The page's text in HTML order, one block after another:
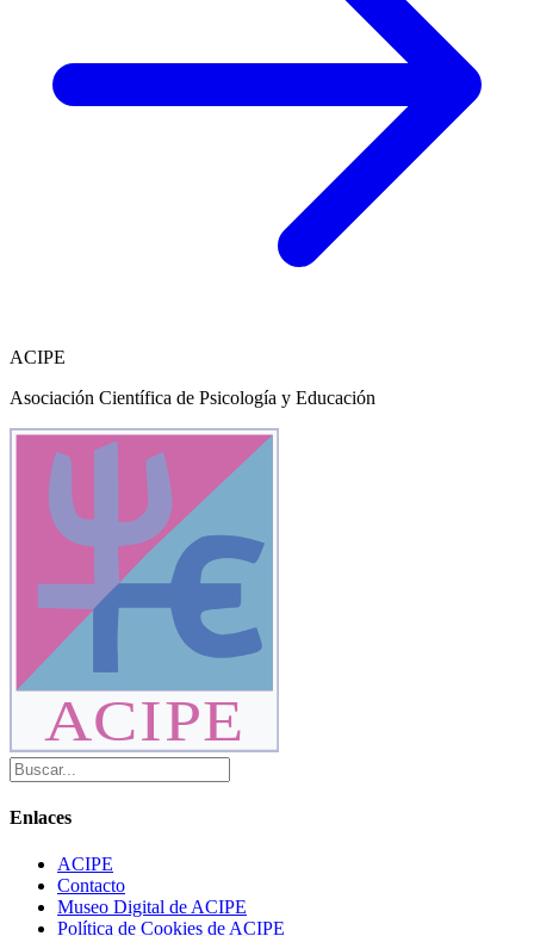
ACIPE
Asociación Científica de Psicología y Educación
ACIPE
Enlaces
ACIPE
Contacto
Museo Digital de ACIPE
Política de Cookies de ACIPE